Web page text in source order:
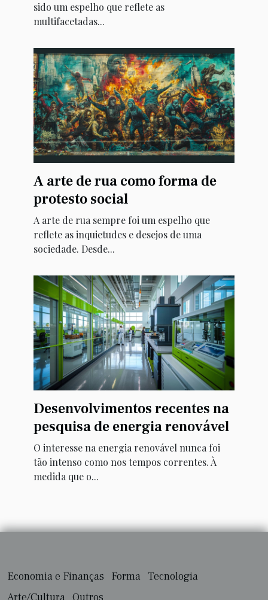
sido um espelho que reflete as
multifacetadas...
A arte de rua como forma de
protesto social
A arte de rua sempre foi um espelho que
reflete as inquietudes e desejos de uma
sociedade. Desde...
Desenvolvimentos recentes na
pesquisa de energia renovável
O interesse na energia renovável nunca foi
tão intenso como nos tempos correntes. À
medida que o...
Economia e Finanças Forma Tecnologia
Arte/Cultura
Outros